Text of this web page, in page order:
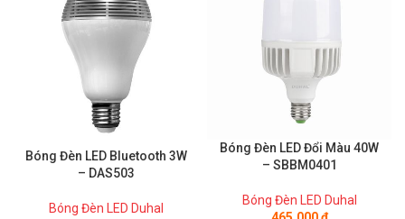
Bóng Đèn LED Bluetooth 3W
– DAS503
Bóng Đèn LED Duhal
Bóng Đèn LED Đổi Màu 40W
– SBBM0401
Bóng Đèn LED Duhal